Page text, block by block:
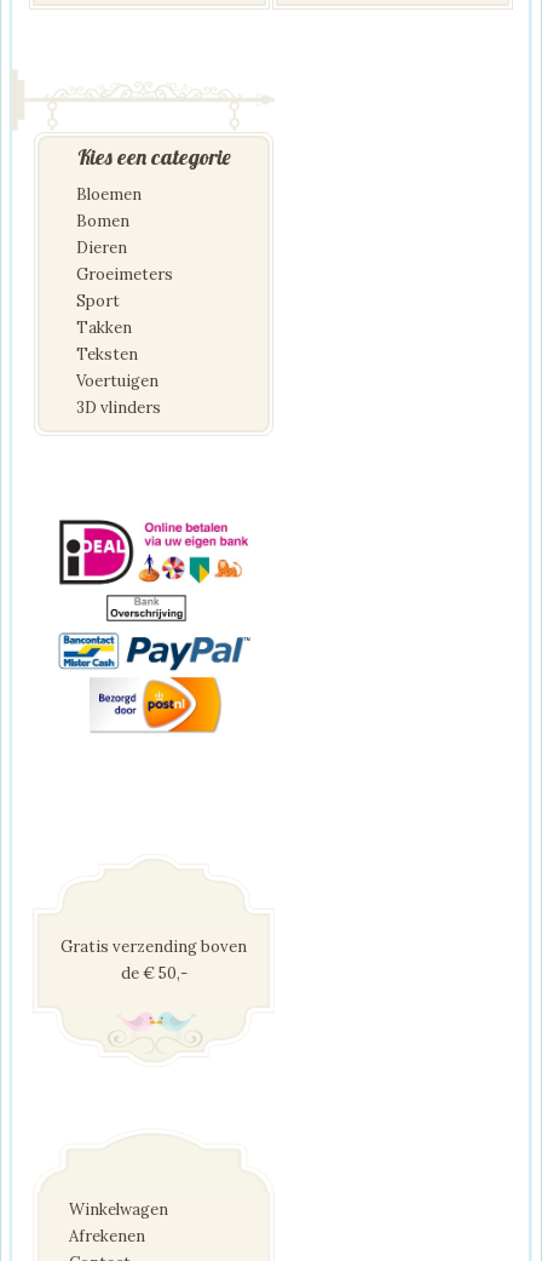
Kies een categorie
Bloemen
Bomen
Dieren
Groeimeters
Sport
Takken
Teksten
Voertuigen
3D vlinders
Gratis verzending boven
de € 50,-
Winkelwagen
Afrekenen